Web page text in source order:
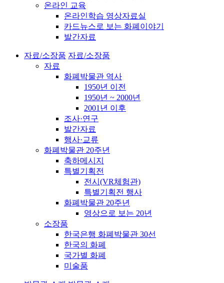
온라인 교육
온라인학습 영상자료실
카드뉴스로 보는 화폐이야기
발간자료
자료/소장품 자료/소장품
자료
화폐박물관 역사
1950년 이전
1950년 ~ 2000년
2001년 이후
조사·연구
발간자료
행사·교류
화폐박물관 20주년
축하메시지
특별기획전
전시(VR체험관)
특별기획전 행사
화폐박물관 20주년
영상으로 보는 20년
소장품
한국은행 화폐박물관 30선
한국의 화폐
국가별 화폐
미술품